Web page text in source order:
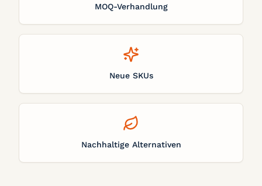
MOQ-Verhandlung
Neue SKUs
Nachhaltige Alternativen